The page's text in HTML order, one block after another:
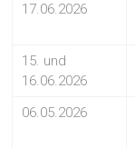
17.06.2026
15. und
16.06.2026
06.05.2026